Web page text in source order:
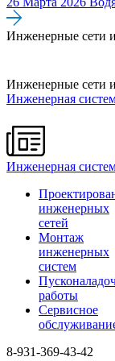
Инженерные сети
Инженерные сети
Инженерная
Инженерная
инженерных
сетей
Монтаж
инженерных
систем
работы
Сервисное
8-931-369-43-42